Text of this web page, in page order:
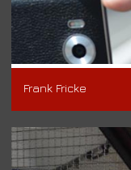
Frank Fricke